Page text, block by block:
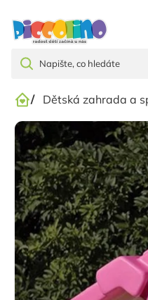
Domů
/ Dětská zahrada a